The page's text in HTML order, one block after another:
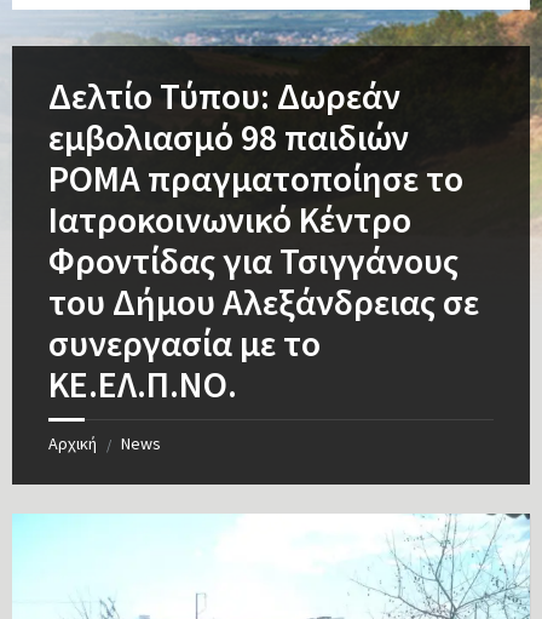
Δελτίο Τύπου: Δωρεάν
εμβολιασμό 98 παιδιών
ΡΟΜΑ πραγματοποίησε το
Ιατροκοινωνικό Κέντρο
Φροντίδας για Τσιγγάνους
του Δήμου Αλεξάνδρειας σε
συνεργασία με το
ΚΕ.ΕΛ.Π.ΝΟ.
Αρχική / News